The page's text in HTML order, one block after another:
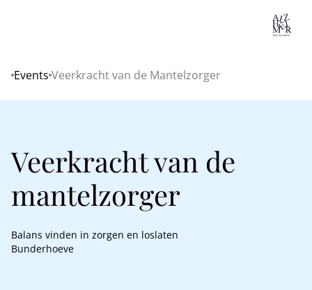
Home
Events Veerkracht van de Mantelzorger
Veerkracht van de
mantelzorger
Balans vinden in zorgen en loslaten
Bunderhoeve